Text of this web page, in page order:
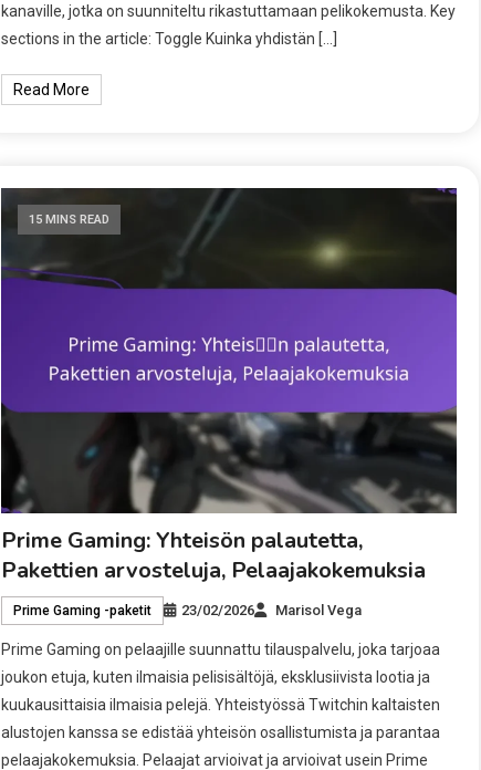
kanaville, jotka on suunniteltu rikastuttamaan pelikokemusta. Key
sections in the article: Toggle Kuinka yhdistän […]
Read More
15 MINS READ
Prime Gaming: Yhteisön palautetta,
Pakettien arvosteluja, Pelaajakokemuksia
Prime Gaming -paketit 23/02/2026 Marisol Vega
Prime Gaming on pelaajille suunnattu tilauspalvelu, joka tarjoaa
joukon etuja, kuten ilmaisia pelisisältöjä, eksklusiivista lootia ja
kuukausittaisia ilmaisia pelejä. Yhteistyössä Twitchin kaltaisten
alustojen kanssa se edistää yhteisön osallistumista ja parantaa
pelaajakokemuksia. Pelaajat arvioivat ja arvioivat usein Prime